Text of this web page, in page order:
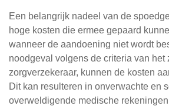
Een belangrijk nadeel van de
hoge kosten die ermee gepaard
wanneer de aandoening niet wordt
noodgeval volgens de criteria van het
zorgverzekeraar, kunnen de kosten
Dit kan resulteren in onverwachte en
overweldigende medische